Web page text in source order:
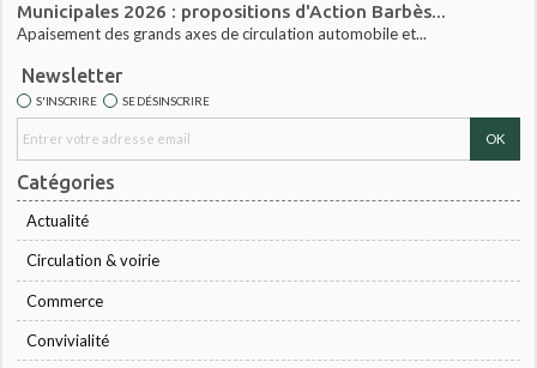
Municipales 2026 : propositions d'Action Barbès...
Apaisement des grands axes de circulation automobile et...
Newsletter
S'INSCRIRE SE DÉSINSCRIRE
Catégories
Actualité
Circulation & voirie
Commerce
Convivialité